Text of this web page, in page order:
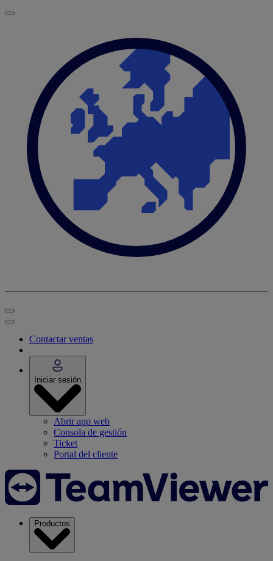
Contactar ventas
Iniciar sesión
Abrir app web
Consola de gestión
Ticket
Portal del cliente
Productos